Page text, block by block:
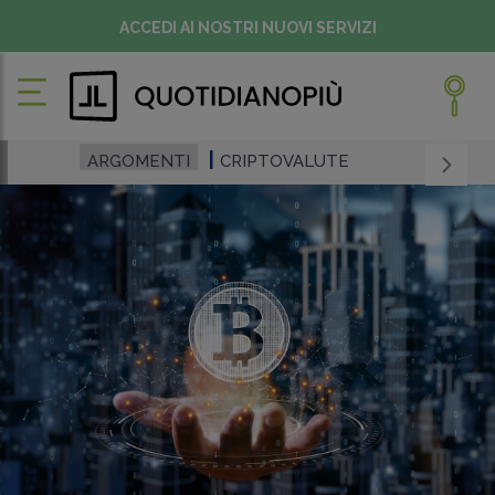
ACCEDI AI NOSTRI NUOVI SERVIZI
ARGOMENTI CRIPTOVALUTE